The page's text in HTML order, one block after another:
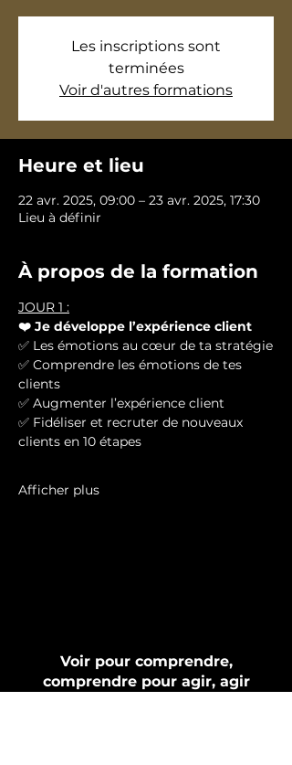
Les inscriptions sont
terminées
Voir d'autres formations
Heure et lieu
22 avr. 2025, 09:00 – 23 avr. 2025, 17:30
Lieu à définir
À propos de la formation
JOUR 1 :
❤️ Je développe l’expérience client
✅ Les émotions au cœur de ta stratégie
✅ Comprendre les émotions de tes
clients
✅ Augmenter l’expérience client
✅ Fidéliser et recruter de nouveaux
clients en 10 étapes
Afficher plus
Voir pour comprendre,
comprendre pour agir, agir